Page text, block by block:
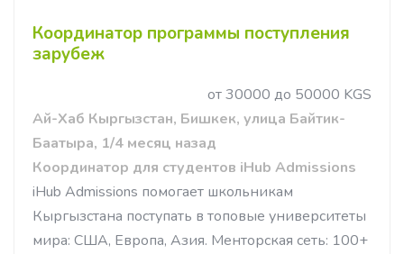
Координатор программы поступления
зарубеж
от 30000 до 50000 KGS
Ай-Хаб Кыргызстан, Бишкек, улица Байтик-
Баатыра, 1/4 месяц назад
Координатор для студентов iHub Admissions
iHub Admissions помогает школьникам
Кыргызстана поступать в топовые университеты
мира: США, Европа, Азия. Менторская сеть: 100+